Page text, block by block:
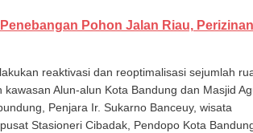
Pohon Jalan Riau, Perizinan
reaktivasi dan reoptimalisasi sejumlah
Alun-alun Kota Bandung dan Masjid
Penjara Ir. Sukarno Banceuy, wisata
Stasioneri Cibadak, Pendopo Kota